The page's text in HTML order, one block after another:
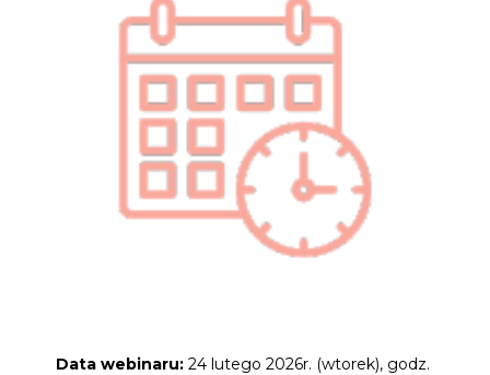
Data webinaru: 24 lutego 2026r. (wtorek), godz.